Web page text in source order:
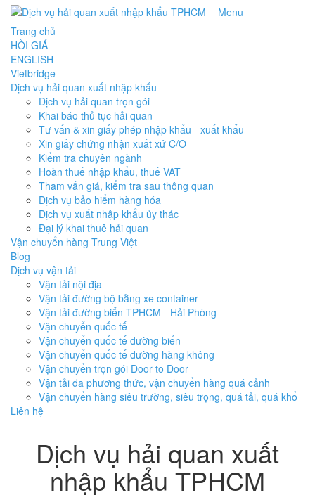
Menu
Trang chủ
HỎI GIÁ
ENGLISH
Vietbridge
Dịch vụ hải quan xuất nhập khẩu
Dịch vụ hải quan trọn gói
Khai báo thủ tục hải quan
Tư vấn & xin giấy phép nhập khẩu - xuất khẩu
Xin giấy chứng nhận xuất xứ C/O
Kiểm tra chuyên ngành
Hoàn thuế nhập khẩu, thuế VAT
Tham vấn giá, kiểm tra sau thông quan
Dịch vụ bảo hiểm hàng hóa
Dịch vụ xuất nhập khẩu ủy thác
Đại lý khai thuê hải quan
Vận chuyển hàng Trung Việt
Blog
Dịch vụ vận tải
Vận tải nội địa
Vận tải đường bộ bằng xe container
Vận tải đường biển TPHCM - Hải Phòng
Vận chuyển quốc tế
Vận chuyển quốc tế đường biển
Vận chuyển quốc tế đường hàng không
Vận chuyển trọn gói Door to Door
Vận tải đa phương thức, vận chuyển hàng quá cảnh
Vận chuyển hàng siêu trường, siêu trọng, quá tải, quá khổ
Liên hệ
Dịch vụ hải quan xuất
nhập khẩu TPHCM